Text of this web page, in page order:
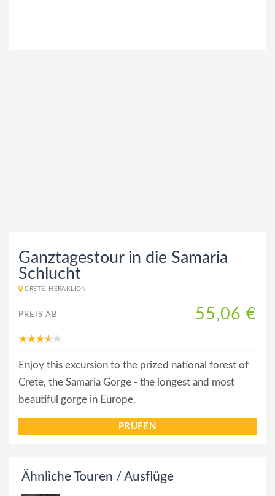
Ganztagestour in die Samaria
Schlucht
CRETE, HERAKLION
PREIS AB 55,06 €
Enjoy this excursion to the prized national forest of
Crete, the Samaria Gorge - the longest and most
beautiful gorge in Europe.
PRÜFEN
Ähnliche Touren / Ausflüge